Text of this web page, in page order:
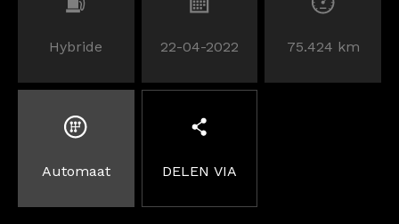
Hybride 22-04-2022 75.424 km
Automaat DELEN VIA